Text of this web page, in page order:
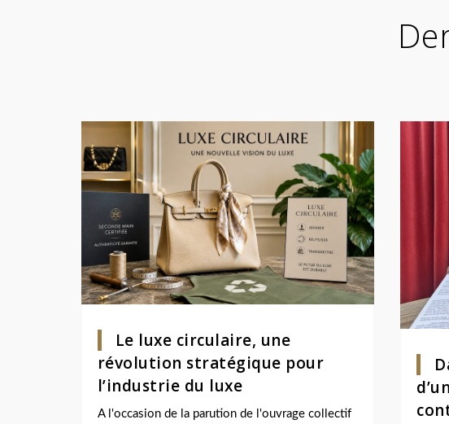
Le luxe circulaire, une
révolution stratégique pour
l’industrie du luxe
A l'occasion de la parution de l'ouvrage collectif